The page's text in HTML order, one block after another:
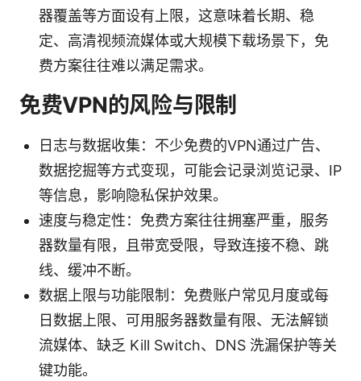
器覆盖等方面设有上限，这意味着长期、稳
定、高清视频流媒体或大规模下载场景下，免
费方案往往难以满足需求。
免费VPN的风险与限制
日志与数据收集：不少免费的VPN通过广告、
数据挖掘等方式变现，可能会记录浏览记录、IP
等信息，影响隐私保护效果。
速度与稳定性：免费方案往往拥塞严重，服务
器数量有限，且带宽受限，导致连接不稳、跳
线、缓冲不断。
数据上限与功能限制：免费账户常见月度或每
日数据上限、可用服务器数量有限、无法解锁
流媒体、缺乏 Kill Switch、DNS 洗漏保护等关
键功能。